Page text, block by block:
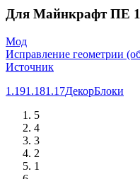
Для Майнкрафт ПЕ
Мод
Исправление геометрии
Источник
1.191.181.17ДекорБлоки
5
4
3
2
1